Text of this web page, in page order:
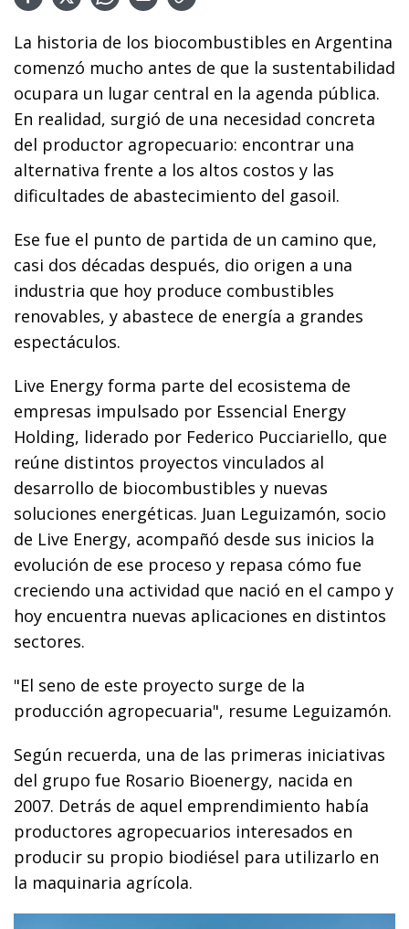
La historia de los biocombustibles en Argentina
comenzó mucho antes de que la sustentabilidad
ocupara un lugar central en la agenda pública.
En realidad, surgió de una necesidad concreta
del productor agropecuario: encontrar una
alternativa frente a los altos costos y las
dificultades de abastecimiento del gasoil.
Ese fue el punto de partida de un camino que,
casi dos décadas después, dio origen a una
industria que hoy produce combustibles
renovables, y abastece de energía a grandes
espectáculos.
Live Energy forma parte del ecosistema de
empresas impulsado por Essencial Energy
Holding, liderado por Federico Pucciariello, que
reúne distintos proyectos vinculados al
desarrollo de biocombustibles y nuevas
soluciones energéticas. Juan Leguizamón, socio
de Live Energy, acompañó desde sus inicios la
evolución de ese proceso y repasa cómo fue
creciendo una actividad que nació en el campo y
hoy encuentra nuevas aplicaciones en distintos
sectores.
"El seno de este proyecto surge de la
producción agropecuaria", resume Leguizamón.
Según recuerda, una de las primeras iniciativas
del grupo fue Rosario Bioenergy, nacida en
2007. Detrás de aquel emprendimiento había
productores agropecuarios interesados en
producir su propio biodiésel para utilizarlo en
la maquinaria agrícola.